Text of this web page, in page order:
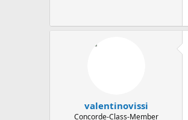
valentinovissi
Concorde-Class-Member